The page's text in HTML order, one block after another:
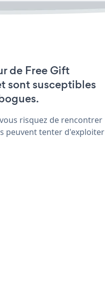
de Free Gift
sont susceptibles
risquez de rencontrer
peuvent tenter d'exploiter